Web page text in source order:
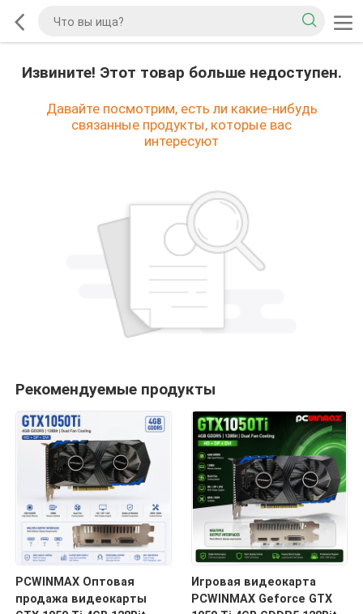
Извините! Этот товар больше недоступен.
Давайте посмотрим, есть ли какие-нибудь
связанные продукты, которые вас
интересуют
Рекомендуемые продукты
PCWINMAX Оптовая
продажа видеокарты
Игровая видеокарта
PCWINMAX Geforce GTX